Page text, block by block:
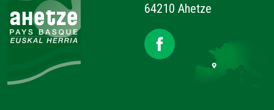
64210 Ahetze